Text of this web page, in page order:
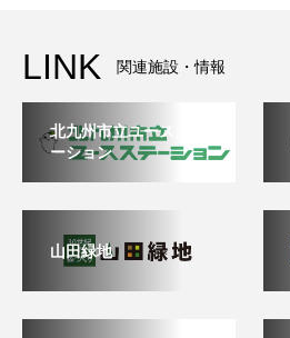
LINK 関連施設・情報
北九州市立ユースステ
ーション
山田緑地